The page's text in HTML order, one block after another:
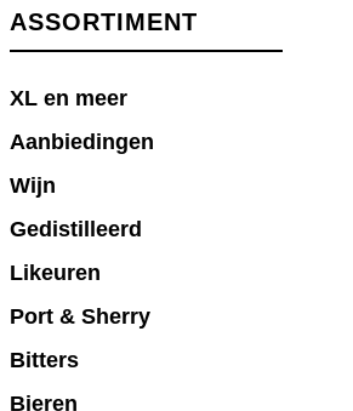
ASSORTIMENT
XL en meer
Aanbiedingen
Wijn
Gedistilleerd
Likeuren
Port & Sherry
Bitters
Bieren